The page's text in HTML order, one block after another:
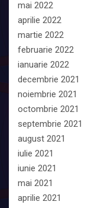
mai 2022
aprilie 2022
martie 2022
februarie 2022
ianuarie 2022
decembrie 2021
noiembrie 2021
octombrie 2021
septembrie 2021
august 2021
iulie 2021
iunie 2021
mai 2021
aprilie 2021